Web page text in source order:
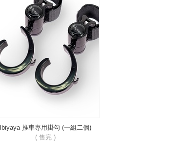
Ibiyaya 推車專用掛勾 (一組二個)
( 售完 )